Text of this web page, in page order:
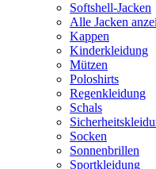
Softshell-Jacken
Alle Jacken
Kappen
Kinderkleidung
Mützen
Poloshirts
Regenkleidung
Schals
Socken
Sonnenbrillen
Sportkleidung